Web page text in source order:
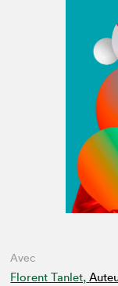
Avec
Florent Tanlet,